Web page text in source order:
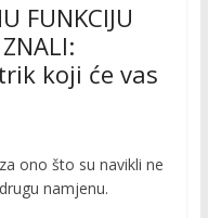
FUNKCIJU
koji će vas
ono što su navikli ne
namjenu.